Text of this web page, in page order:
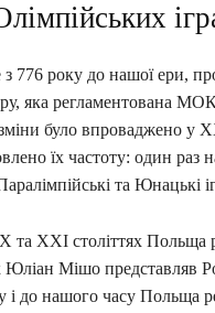
776 року до нашої ери,
яка регламентована
було впроваджено у
їх частоту: один
та Юнацькі
та XXI століттях Польща
Мішо представляв
і до нашого часу Польща